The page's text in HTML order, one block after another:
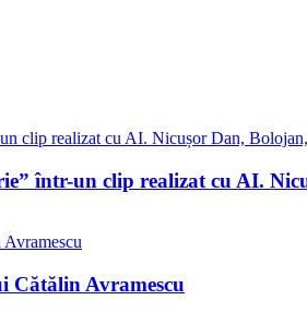
într-un clip realizat cu AI.
Cătălin Avramescu